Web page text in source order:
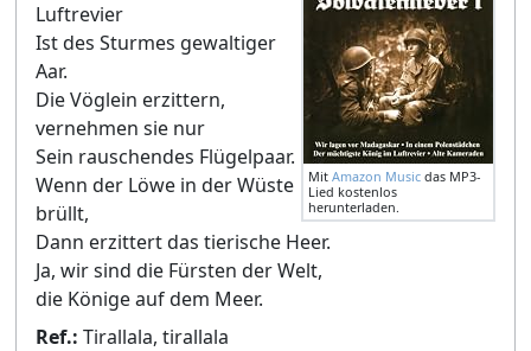
Mit Amazon Music das MP3-
Lied kostenlos
herunterladen.
Luftrevier
Ist des Sturmes gewaltiger
Aar.
Die Vöglein erzittern,
vernehmen sie nur
Sein rauschendes Flügelpaar.
Wenn der Löwe in der Wüste
brüllt,
Dann erzittert das tierische Heer.
Ja, wir sind die Fürsten der Welt,
die Könige auf dem Meer.
Ref.: Tirallala, tirallala